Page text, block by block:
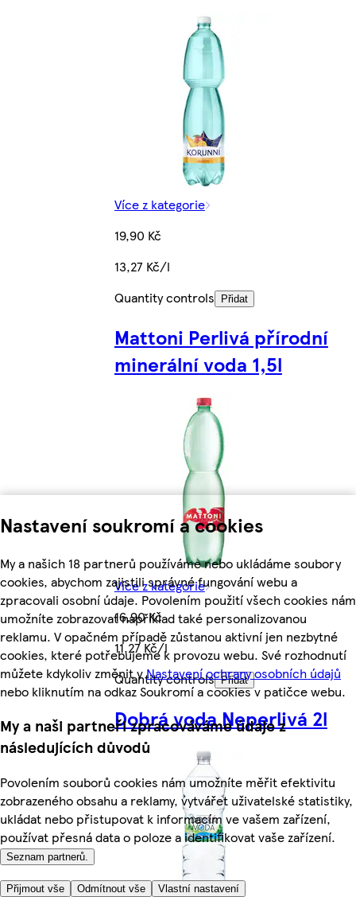
Nastavení soukromí a cookies
My a našich 18 partnerů používáme nebo ukládáme soubory
cookies, abychom zajistili správné fungování webu a
zpracovali osobní údaje. Povolením použití všech cookies nám
umožníte zobrazovat například také personalizovanou
reklamu. V opačném případě zůstanou aktivní jen nezbytné
cookies, které potřebujeme k provozu webu. Své rozhodnutí
můžete kdykoliv změnit vNastavení ochrany osobních údajů
nebo kliknutím na odkaz Soukromí a cookies v patičce webu.
My a naši partneři zpracováváme údaje z
následujících důvodů
Povolením souborů cookies nám umožníte měřit efektivitu
zobrazeného obsahu a reklamy, vytvářet uživatelské statistiky,
ukládat nebo přistupovat k informacím ve vašem zařízení,
používat přesná data o poloze a identifikovat vaše zařízení.
Seznam partnerů.
Přijmout vše Odmítnout vše Vlastní nastavení
Více z kategorie
19,90 Kč
13,27 Kč/l
Quantity controls
Přidat
Mattoni Perlivá přírodní
minerální voda 1,5l
Více z kategorie
16,90 Kč
11,27 Kč/l
Quantity controls Přidat
Dobrá voda Neperlivá 2l